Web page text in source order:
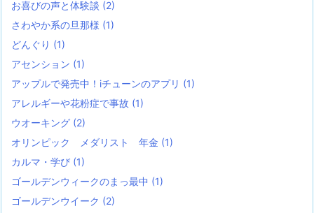
お喜びの声と体験談 (2)
さわやか系の旦那様 (1)
どんぐり (1)
アセンション (1)
アップルで発売中！iチューンのアプリ (1)
アレルギーや花粉症で事故 (1)
ウオーキング (2)
オリンピック メダリスト 年金 (1)
カルマ・学び (1)
ゴールデンウィークのまっ最中 (1)
ゴールデンウイーク (2)